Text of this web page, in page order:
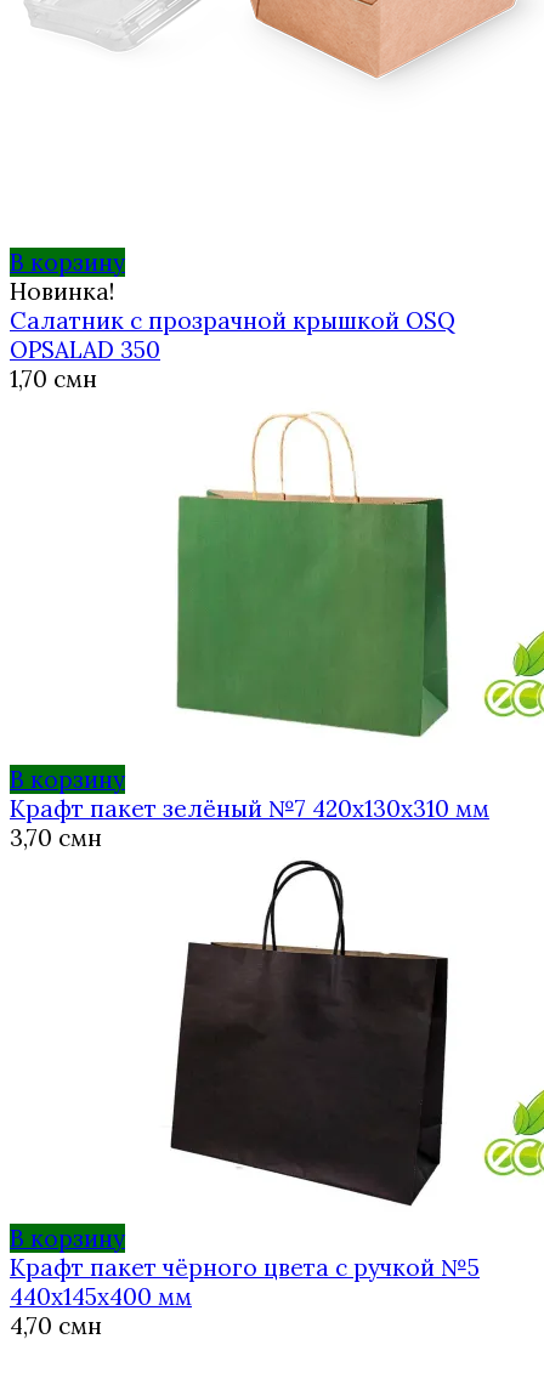
В корзину
Новинка!
Салатник с прозрачной крышкой OSQ
OPSALAD 350
1,70 смн
В корзину
Крафт пакет зелёный №7 420х130х310 мм
3,70 смн
В корзину
Крафт пакет чёрного цвета с ручкой №5
440х145х400 мм
4,70 смн